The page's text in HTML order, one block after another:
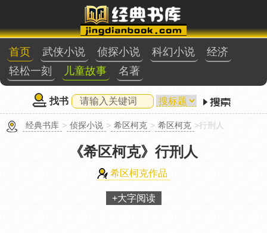
首页 武侠小说 侦探小说 科幻小说
经济
轻松一刻
儿童故事 名著
找书
经典书库 > 侦探小说 > 希区柯克 > 希区柯克 >行刑人
《希区柯克》 行刑人
希区柯克作品
+大字阅读